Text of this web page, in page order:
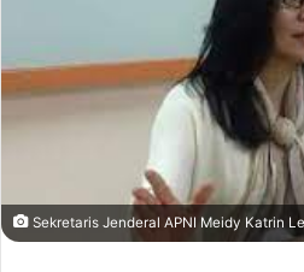
Sekretaris Jenderal APNI Meidy Katrin